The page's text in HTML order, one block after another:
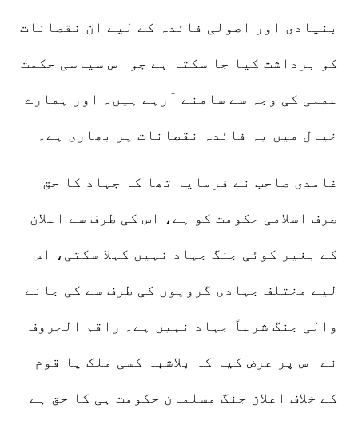
بنیادی اور اصولی فائدہ کے لیے ان نقصانات
کو برداشت کیا جا سکتا ہے جو اس سیاسی حکمت
عملی کی وجہ سے سامنے آرہے ہیں۔ اور ہمارے
خیال میں یہ فائدہ نقصانات پر بھاری ہے۔
غامدی صاحب نے فرمایا تھا کہ جہاد کا حق
صرف اسلامی حکومت کو ہے، اس کی طرف سے اعلان
کے بغیر کوئی جنگ جہاد نہیں کہلا سکتی، اس
لیے مختلف جہادی گروپوں کی طرف سے کی جانے
والی جنگ شرعاً جہاد نہیں ہے۔ راقم الحروف
نے اس پر عرض کیا کہ بلاشبہ کسی ملک یا قوم
کے خلاف اعلان جنگ مسلمان حکومت ہی کا حق ہے